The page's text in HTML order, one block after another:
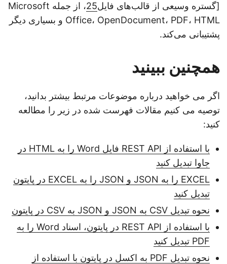
[گستره وسیعی از قالب‌های فایل25
، از جمله Microsoft
Office، OpenDocument، PDF، HTML و بسیاری دیگر
پشتیبانی می‌کند.
همچنین ببینید
اگر می خواهید درباره موضوعات مرتبط بیشتر بدانید،
توصیه می کنیم مقالات فهرست شده در زیر را مطالعه
کنید:
با استفاده از REST API فایل Word را به HTML در
جاوا تبدیل کنید
EXCEL را به JSON و JSON را به EXCEL در پایتون
تبدیل کنید
نحوه تبدیل CSV به JSON و JSON به CSV در پایتون
با استفاده از REST API در پایتون، اسناد Word را به
PDF تبدیل کنید
نحوه تبدیل PDF به اکسل در پایتون با استفاده از